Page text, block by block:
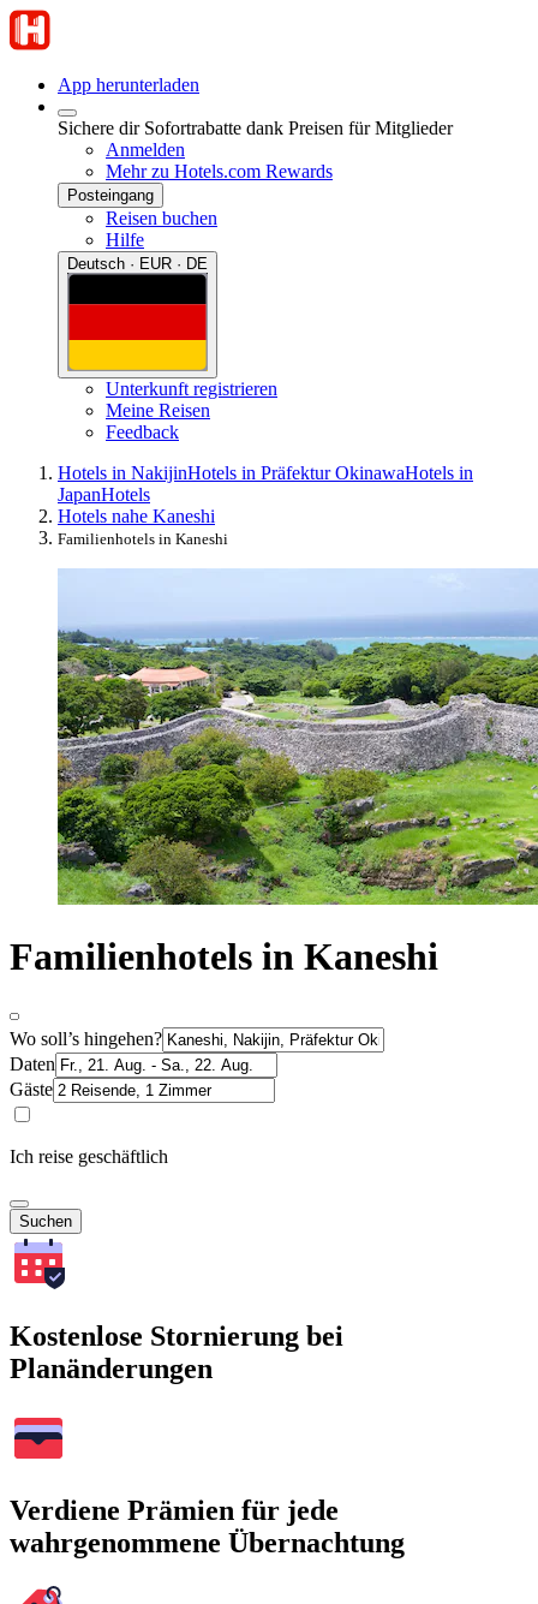
App herunterladen
Sichere dir Sofortrabatte dank Preisen für Mitglieder
Anmelden
Mehr zu Hotels.com Rewards
Posteingang
Reisen buchen
Hilfe
Deutsch · EUR · DE
Unterkunft registrieren
Meine Reisen
Feedback
Hotels in NakijinHotels in Präfektur OkinawaHotels in
JapanHotels
Hotels nahe Kaneshi
Familienhotels in Kaneshi
Familienhotels in Kaneshi
Wo soll’s hingehen?
Daten
Gäste
Ich reise geschäftlich
Suchen
Kostenlose Stornierung bei
Planänderungen
Verdiene Prämien für jede
wahrgenommene Übernachtung